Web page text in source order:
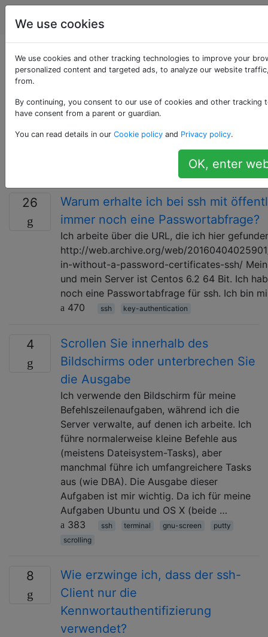
Unix & Linux
Als «ssh» getaggte
Fragen
SSH (Secure SHell) ist ein Protokoll zum sicheren
Ausführen von Befehlen auf einem Remotecomputer.
Verwenden Sie dieses Tag für Fragen zur
Konfiguration, Verwendung und Fehlerbehebung von
26
Warum erhalte ich bei ssh mit
immer noch eine Passwortabfrage?
Ich arbeite über die URL, die ich hier
http://web.archive.org/web/
in-without-a-password-certificates-ssh/
und mein Server ist Centos 6.2 64 Bit. Ich
noch eine Passwortabfrage für ssh. Ich bin
470
ssh key-authentication
4
Scrollen Sie innerhalb des
Bildschirms oder unterbrechen Sie
die Ausgabe
Ich verwende den Bildschirm für meine
Befehlszeilenaufgaben, während ich die
Server verwalte, auf denen ich arbeite. Ich
führe normalerweise kleine Befehle aus
(meistens Dateisystem-Tasks), aber
manchmal führe ich umfangreichere Tasks
aus (wie DBA). Die Ausgabe dieser
Aufgaben ist mir wichtig. Da ich für meine
Aufgaben Ubuntu und OS X (beide …
383
ssh terminal gnu-screen
putty
scrolling
8
Wie erzwinge ich, dass der ssh-
Client nur die
Kennwortauthentifizierung
verwendet?
We use cookies
We use cookies and other tracking technologies to improve your
personalized content and targeted ads, to analyze our website
from.
By continuing, you consent to our use of cookies and other
have consent from a parent or guardian.
You can read details in our Cookie policy and Privacy policy.
OK, enter